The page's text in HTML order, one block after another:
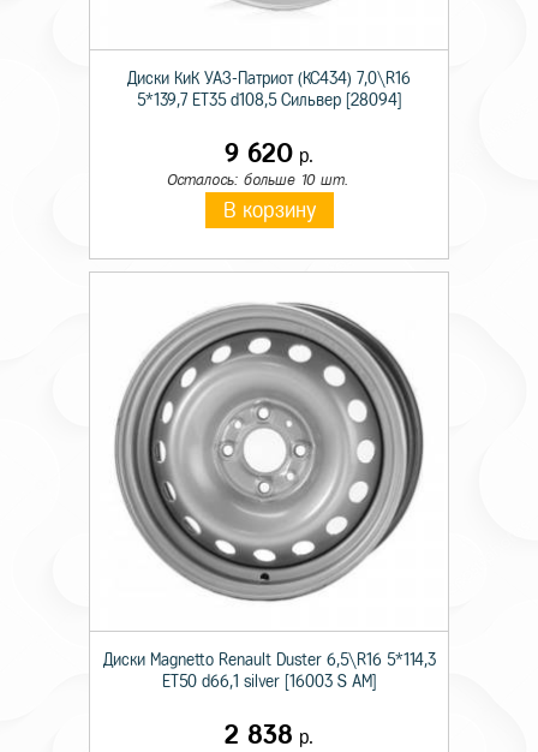
Диски КиК УАЗ-Патриот (КС434) 7,0\R16
5*139,7 ET35 d108,5 Сильвер [28094]
9 620 р.
Осталось: больше 10 шт.
В корзину
Диски Magnetto Renault Duster 6,5\R16 5*114,3
ET50 d66,1 silver [16003 S AM]
2 838 р.